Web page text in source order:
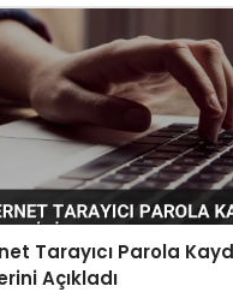
Tarayıcı Parola
Açıkladı